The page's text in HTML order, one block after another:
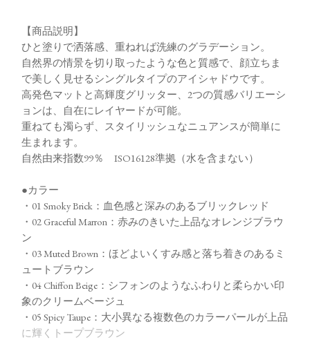
【商品説明】
ひと塗りで洒落感、重ねれば洗練のグラデーション。
自然界の情景を切り取ったような色と質感で、顔立ちま
で美しく見せるシングルタイプのアイシャドウです。
高発色マットと高輝度グリッター、2つの質感バリエーシ
ョンは、自在にレイヤードが可能。
重ねても濁らず、スタイリッシュなニュアンスが簡単に
生まれます。
自然由来指数99％ ISO16128準拠（水を含まない）
●カラー
・01 Smoky Brick：血色感と深みのあるブリックレッド
・02 Graceful Marron：赤みのきいた上品なオレンジブラウ
ン
・03 Muted Brown：ほどよいくすみ感と落ち着きのあるミ
ュートブラウン
・04 Chiffon Beige：シフォンのようなふわりと柔らかい印
象のクリームベージュ
・05 Spicy Taupe：大小異なる複数色のカラーパールが上品
に輝くトープブラウン